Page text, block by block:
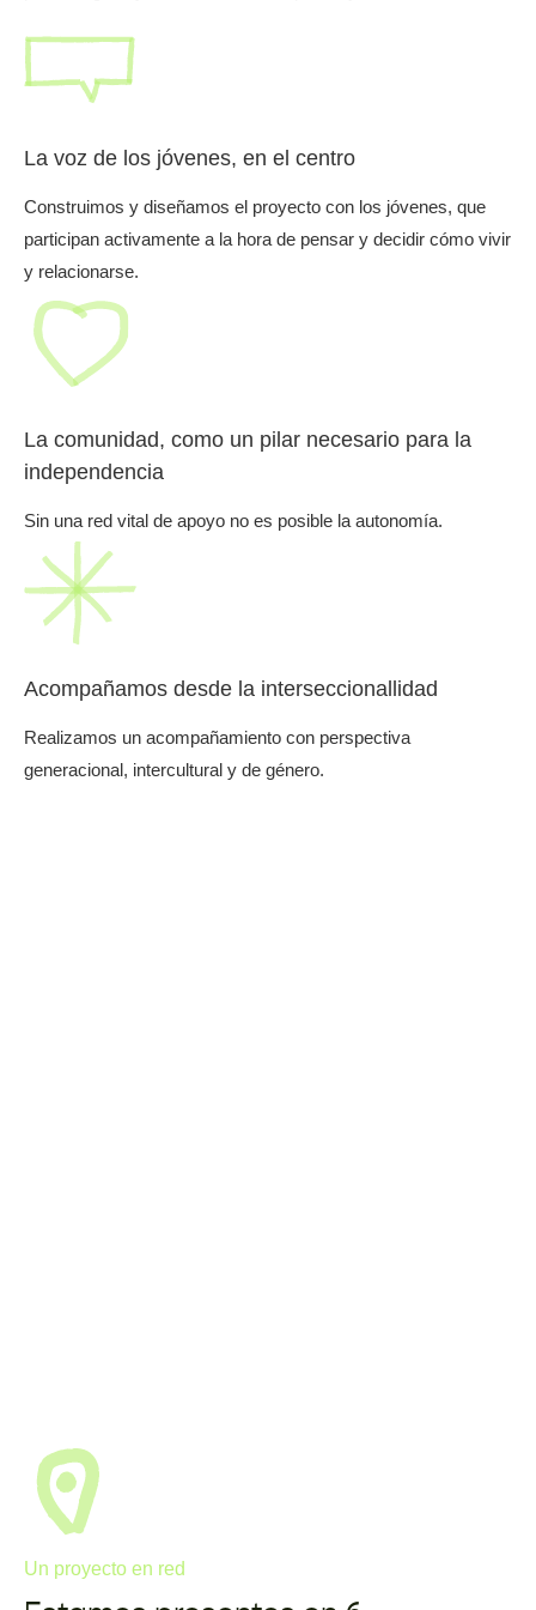
La voz de los jóvenes, en el centro
Construimos y diseñamos el proyecto con los jóvenes, que
participan activamente a la hora de pensar y decidir cómo vivir
y relacionarse.
La comunidad, como un pilar necesario para la
independencia
Sin una red vital de apoyo no es posible la autonomía.
Acompañamos desde la interseccionallidad
Realizamos un acompañamiento con perspectiva
generacional, intercultural y de género.
Un proyecto en red